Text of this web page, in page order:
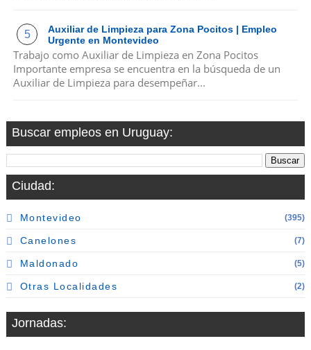
Auxiliar de Limpieza para Zona Pocitos | Empleo
Urgente en Montevideo
Trabajo como Auxiliar de Limpieza en Zona Pocitos
Importante empresa se encuentra en la búsqueda de un
Auxiliar de Limpieza para desempeñar...
Buscar empleos en Uruguay:
Ciudad:
Montevideo (395)
Canelones (7)
Maldonado (5)
Otras Localidades (2)
Jornadas: